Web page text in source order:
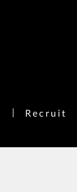
Recruit